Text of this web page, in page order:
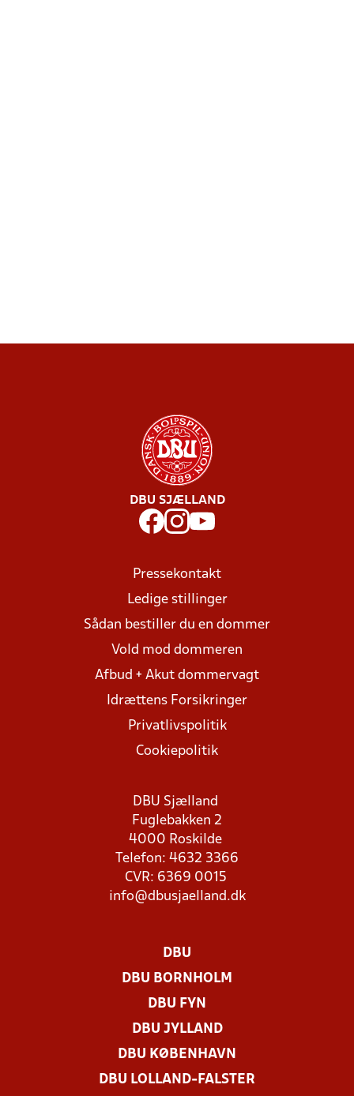
DBU SJÆLLAND
Pressekontakt
Ledige stillinger
Sådan bestiller du en dommer
Vold mod dommeren
Afbud + Akut dommervagt
Idrættens Forsikringer
Privatlivspolitik
Cookiepolitik
DBU Sjælland
Fuglebakken 2
4000 Roskilde
Telefon: 4632 3366
CVR: 6369 0015
info@dbusjaelland.dk
DBU
DBU BORNHOLM
DBU FYN
DBU JYLLAND
DBU KØBENHAVN
DBU LOLLAND-FALSTER